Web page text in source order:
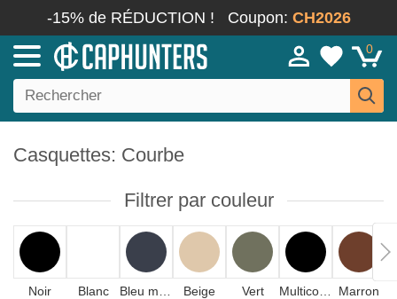
-15% de RÉDUCTION ! Coupon: CH2026
0
Casquettes: Courbe
Filtrer par couleur
Noir Blanc Beige Vert Marron